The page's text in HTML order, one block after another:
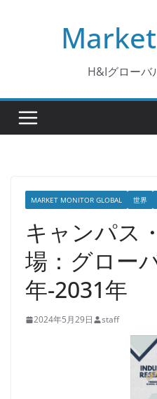
H&Iグローバ
MARKET MONITOR GLOBAL 世界
キャンパス
場：グロー
年-2031年
2024年5月29日 staff